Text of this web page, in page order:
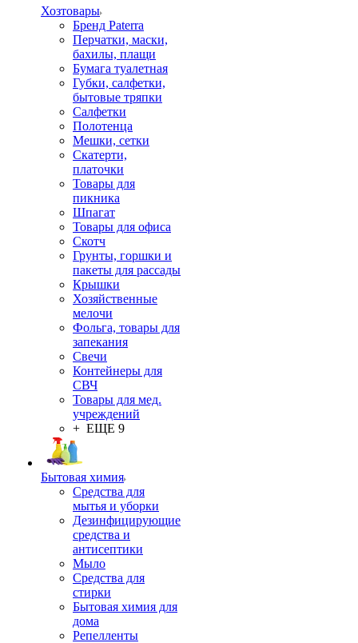
Хозтовары
Бренд Paterra
Перчатки, маски,
бахилы, плащи
Бумага туалетная
Губки, салфетки,
бытовые тряпки
Салфетки
Полотенца
Мешки, сетки
Скатерти,
платочки
Товары для
пикника
Шпагат
Товары для офиса
Скотч
Грунты, горшки и
пакеты для рассады
Крышки
Хозяйственные
мелочи
Фольга, товары для
запекания
Свечи
Контейнеры для
СВЧ
Товары для мед.
учреждений
+ ЕЩЕ 9
Бытовая химия
Средства для
мытья и уборки
Дезинфицирующие
средства и
антисептики
Мыло
Средства для
стирки
Бытовая химия для
дома
Репелленты